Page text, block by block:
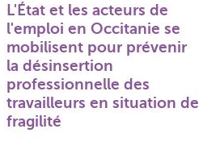
L'État et les acteurs de
l'emploi en Occitanie se
mobilisent pour prévenir
la désinsertion
professionnelle des
travailleurs en situation de
fragilité